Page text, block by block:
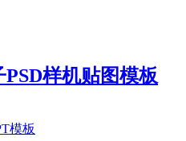
样机贴图模板